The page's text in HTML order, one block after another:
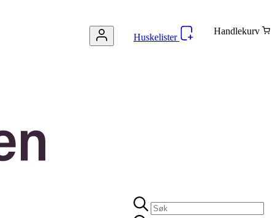
Huskelister
Handlekurv